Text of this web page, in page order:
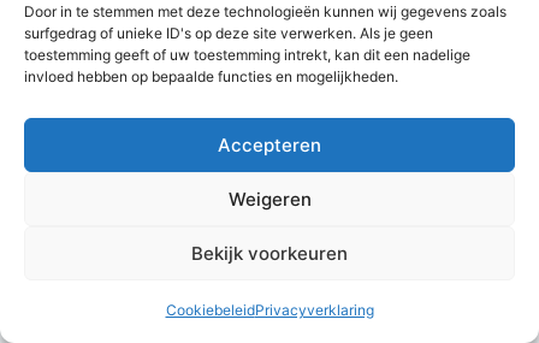
Door in te stemmen met deze technologieën kunnen wij gegevens zoals
surfgedrag of unieke ID's op deze site verwerken. Als je geen
toestemming geeft of uw toestemming intrekt, kan dit een nadelige
invloed hebben op bepaalde functies en mogelijkheden.
Accepteren
Weigeren
Bekijk voorkeuren
CookiebeleidPrivacyverklaring
© 2026 AlleNamen.nl